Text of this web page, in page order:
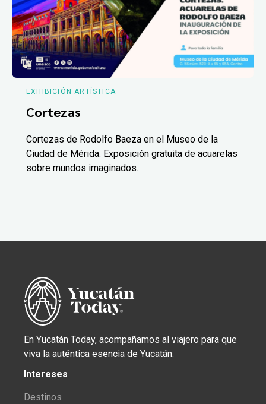
EXHIBICIÓN ARTÍSTICA
Cortezas
Cortezas de Rodolfo Baeza en el Museo de la
Ciudad de Mérida. Exposición gratuita de acuarelas
sobre mundos imaginados.
En Yucatán Today, acompañamos al viajero para que
viva la auténtica esencia de Yucatán.
Intereses
Destinos